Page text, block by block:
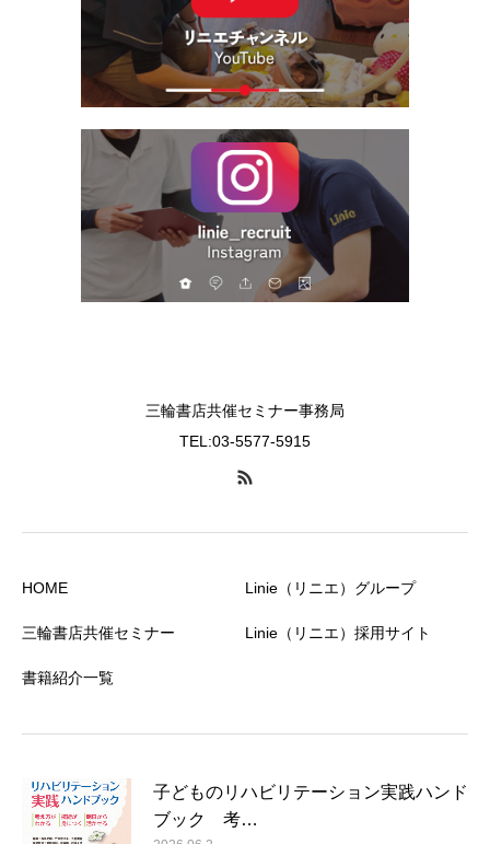
三輪書店共催セミナー事務局
TEL:03-5577-5915
HOME
三輪書店共催セミナー
書籍紹介一覧
Linie（リニエ）グループ
Linie（リニエ）採用サイト
子どものリハビリテーション実践ハンド
ブック 考…